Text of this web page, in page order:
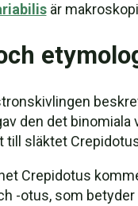
är
den det
till släktet
Crepidotus
-otus, som